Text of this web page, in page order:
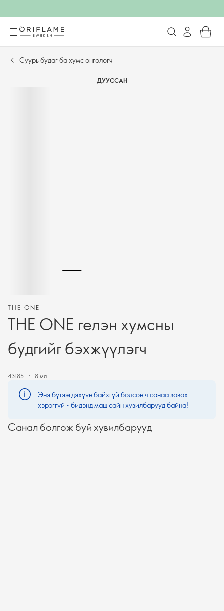
Суурь будаг ба хумс өнгөлөгч
ДУУССАН
THE ONE
THE ONE гелэн хумсны
будгийг бэхжүүлэгч
43185 8 мл.
Энэ бүтээгдэхүүн байхгүй болсон ч санаа зовох
хэрэггүй - бидэнд маш сайн хувилбарууд байна!
Санал болгож буй хувилбарууд